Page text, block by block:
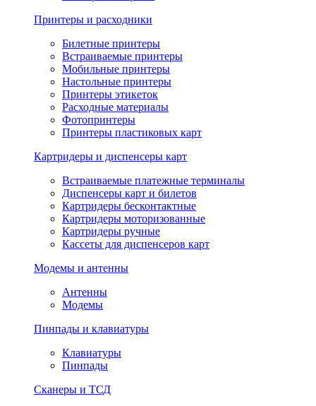
Принтеры и расходники
Билетные принтеры
Встраиваемые принтеры
Мобильные принтеры
Настольные принтеры
Принтеры этикеток
Расходные материалы
Фотопринтеры
Принтеры пластиковых карт
Картридеры и диспенсеры карт
Встраиваемые платежные терминалы
Диспенсеры карт и билетов
Картридеры бесконтактные
Картридеры моторизованные
Картридеры ручные
Кассеты для диспенсеров карт
Модемы и антенны
Антенны
Модемы
Пинпады и клавиатуры
Клавиатуры
Пинпады
Сканеры и ТСД